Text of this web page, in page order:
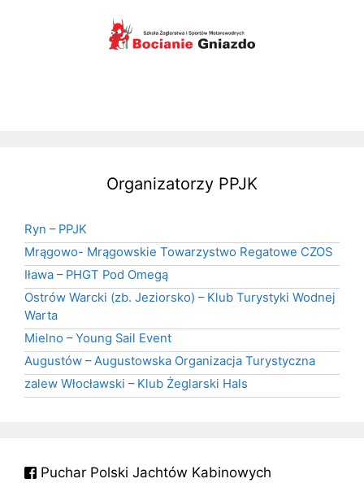
Organizatorzy PPJK
Ryn – PPJK
Mrągowo- Mrągowskie Towarzystwo Regatowe CZOS
Iława – PHGT Pod Omegą
Ostrów Warcki (zb. Jeziorsko) – Klub Turystyki Wodnej
Warta
Mielno – Young Sail Event
Augustów – Augustowska Organizacja Turystyczna
zalew Włocławski – Klub Żeglarski Hals
Puchar Polski Jachtów Kabinowych